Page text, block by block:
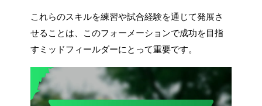
これらのスキルを練習や試合経験を通じて発展さ
せることは、このフォーメーションで成功を目指
すミッドフィールダーにとって重要です。